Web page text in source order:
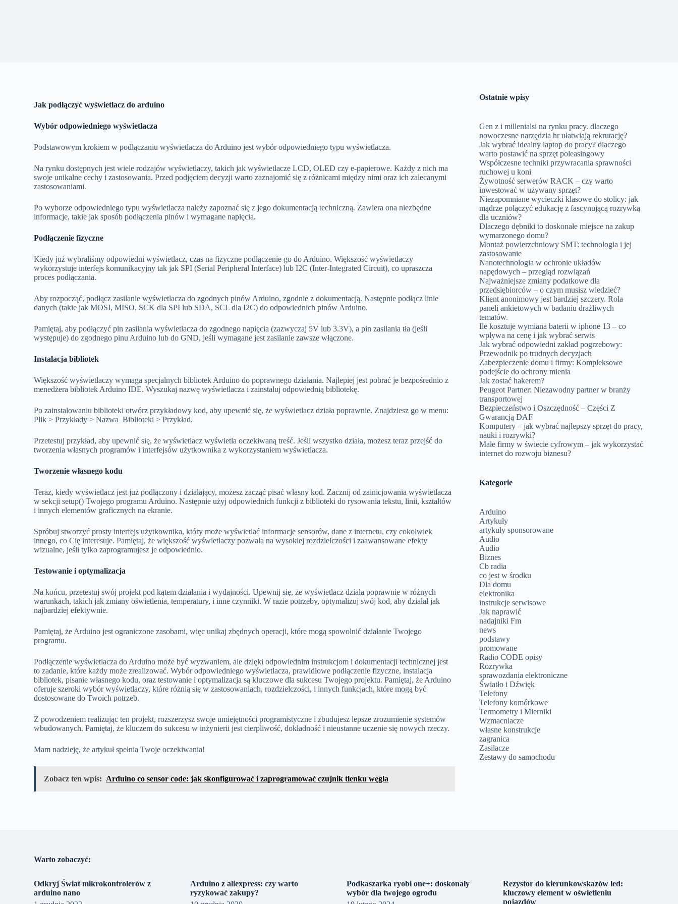
Jak podłączyć wyświetlacz do arduino
Wybór odpowiedniego wyświetlacza
Podstawowym krokiem w podłączaniu wyświetlacza do Arduino jest wybór odpowiedniego typu wyświetlacza.
Na rynku dostępnych jest wiele rodzajów wyświetlaczy, takich jak wyświetlacze LCD, OLED czy e-papierowe. Każdy z nich ma
swoje unikalne cechy i zastosowania. Przed podjęciem decyzji warto zaznajomić się z różnicami między nimi oraz ich zalecanymi
zastosowaniami.
Po wyborze odpowiedniego typu wyświetlacza należy zapoznać się z jego dokumentacją techniczną. Zawiera ona niezbędne
informacje, takie jak sposób podłączenia pinów i wymagane napięcia.
Podłączenie fizyczne
Kiedy już wybraliśmy odpowiedni wyświetlacz, czas na fizyczne podłączenie go do Arduino. Większość wyświetlaczy
wykorzystuje interfejs komunikacyjny tak jak SPI (Serial Peripheral Interface) lub I2C (Inter-Integrated Circuit), co upraszcza
proces podłączania.
Aby rozpocząć, podłącz zasilanie wyświetlacza do zgodnych pinów Arduino, zgodnie z dokumentacją. Następnie podłącz linie
danych (takie jak MOSI, MISO, SCK dla SPI lub SDA, SCL dla I2C) do odpowiednich pinów Arduino.
Pamiętaj, aby podłączyć pin zasilania wyświetlacza do zgodnego napięcia (zazwyczaj 5V lub 3.3V), a pin zasilania tła (jeśli
występuje) do zgodnego pinu Arduino lub do GND, jeśli wymagane jest zasilanie zawsze włączone.
Instalacja bibliotek
Większość wyświetlaczy wymaga specjalnych bibliotek Arduino do poprawnego działania. Najlepiej jest pobrać je bezpośrednio z
menedżera bibliotek Arduino IDE. Wyszukaj nazwę wyświetlacza i zainstaluj odpowiednią bibliotekę.
Po zainstalowaniu biblioteki otwórz przykładowy kod, aby upewnić się, że wyświetlacz działa poprawnie. Znajdziesz go w menu:
Plik > Przykłady > Nazwa_Biblioteki > Przykład.
Przetestuj przykład, aby upewnić się, że wyświetlacz wyświetla oczekiwaną treść. Jeśli wszystko działa, możesz teraz przejść do
tworzenia własnych programów i interfejsów użytkownika z wykorzystaniem wyświetlacza.
Tworzenie własnego kodu
Teraz, kiedy wyświetlacz jest już podłączony i działający, możesz zacząć pisać własny kod. Zacznij od zainicjowania wyświetlacza
w sekcji setup() Twojego programu Arduino. Następnie użyj odpowiednich funkcji z biblioteki do rysowania tekstu, linii, kształtów
i innych elementów graficznych na ekranie.
Spróbuj stworzyć prosty interfejs użytkownika, który może wyświetlać informacje sensorów, dane z internetu, czy cokolwiek
innego, co Cię interesuje. Pamiętaj, że większość wyświetlaczy pozwala na wysokiej rozdzielczości i zaawansowane efekty
wizualne, jeśli tylko zaprogramujesz je odpowiednio.
Testowanie i optymalizacja
Na końcu, przetestuj swój projekt pod kątem działania i wydajności. Upewnij się, że wyświetlacz działa poprawnie w różnych
warunkach, takich jak zmiany oświetlenia, temperatury, i inne czynniki. W razie potrzeby, optymalizuj swój kod, aby działał jak
najbardziej efektywnie.
Pamiętaj, że Arduino jest ograniczone zasobami, więc unikaj zbędnych operacji, które mogą spowolnić działanie Twojego
programu.
Podłączenie wyświetlacza do Arduino może być wyzwaniem, ale dzięki odpowiednim instrukcjom i dokumentacji technicznej jest
to zadanie, które każdy może zrealizować. Wybór odpowiedniego wyświetlacza, prawidłowe podłączenie fizyczne, instalacja
bibliotek, pisanie własnego kodu, oraz testowanie i optymalizacja są kluczowe dla sukcesu Twojego projektu. Pamiętaj, że Arduino
oferuje szeroki wybór wyświetlaczy, które różnią się w zastosowaniach, rozdzielczości, i innych funkcjach, które mogą być
dostosowane do Twoich potrzeb.
Z powodzeniem realizując ten projekt, rozszerzysz swoje umiejętności programistyczne i zbudujesz lepsze zrozumienie systemów
wbudowanych. Pamiętaj, że kluczem do sukcesu w inżynierii jest cierpliwość, dokładność i nieustanne uczenie się nowych rzeczy.
Mam nadzieję, że artykuł spełnia Twoje oczekiwania!
Zobacz ten wpis: Arduino co sensor code: jak skonfigurować i zaprogramować czujnik tlenku węgla
Ostatnie wpisy
Gen z i millenialsi na rynku pracy. dlaczego
nowoczesne narzędzia hr ułatwiają rekrutację?
Jak wybrać idealny laptop do pracy? dlaczego
warto postawić na sprzęt poleasingowy
Współczesne techniki przywracania sprawności
ruchowej u koni
Żywotność serwerów RACK – czy warto
inwestować w używany sprzęt?
Niezapomniane wycieczki klasowe do stolicy: jak
mądrze połączyć edukację z fascynującą rozrywką
dla uczniów?
Dlaczego dębniki to doskonałe miejsce na zakup
wymarzonego domu?
Montaż powierzchniowy SMT: technologia i jej
zastosowanie
Nanotechnologia w ochronie układów
napędowych – przegląd rozwiązań
Najważniejsze zmiany podatkowe dla
przedsiębiorców – o czym musisz wiedzieć?
Klient anonimowy jest bardziej szczery. Rola
paneli ankietowych w badaniu drażliwych
tematów.
Ile kosztuje wymiana baterii w iphone 13 – co
wpływa na cenę i jak wybrać serwis
Jak wybrać odpowiedni zakład pogrzebowy:
Przewodnik po trudnych decyzjach
Zabezpieczenie domu i firmy: Kompleksowe
podejście do ochrony mienia
Jak zostać hakerem?
Peugeot Partner: Niezawodny partner w branży
transportowej
Bezpieczeństwo i Oszczędność – Części Z
Gwarancją DAF
Komputery – jak wybrać najlepszy sprzęt do pracy,
nauki i rozrywki?
Małe firmy w świecie cyfrowym – jak wykorzystać
internet do rozwoju biznesu?
Kategorie
Arduino
Artykuły
artykuły sponsorowane
Audio
Audio
Biznes
Cb radia
co jest w środku
Dla domu
elektronika
instrukcje serwisowe
Jak naprawić
nadajniki Fm
news
podstawy
promowane
Radio CODE opisy
Rozrywka
sprawozdania elektroniczne
Światło i Dźwięk
Telefony
Telefony komórkowe
Termometry i Mierniki
Wzmacniacze
własne konstrukcje
zagranica
Zasilacze
Zestawy do samochodu
Warto zobaczyć:
Odkryj Świat mikrokontrolerów z
arduino nano
Arduino z aliexpress: czy warto
ryzykować zakupy?
Podkaszarka ryobi one+: doskonały
wybór dla twojego ogrodu
Rezystor do kierunkowskazów led:
kluczowy element w oświetleniu
pojazdów